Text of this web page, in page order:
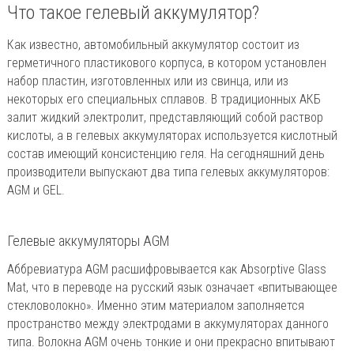
Что такое гелевый аккумулятор?
Как известно, автомобильный аккумулятор состоит из
герметичного пластикового корпуса, в котором установлен
набор пластин, изготовленных или из свинца, или из
некоторых его специальных сплавов. В традиционных АКБ
залит жидкий электролит, представляющий собой раствор
кислоты, а в гелевых аккумуляторах используется кислотный
состав имеющий консистенцию геля. На сегодняшний день
производители выпускают два типа гелевых аккумуляторов:
AGM и GEL.
Гелевые аккумуляторы AGM
Аббревиатура AGM расшифровывается как Absorptive Glass
Mat, что в переводе на русский язык означает «впитывающее
стекловолокно». Именно этим материалом заполняется
пространство между электродами в аккумуляторах данного
типа. Волокна AGM очень тонкие и они прекрасно впитывают